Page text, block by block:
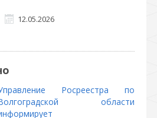
12.05.2026
Росреестра по
области